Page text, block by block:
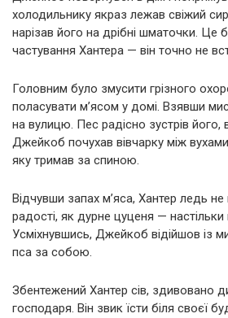
холодильнику якраз лежав свіжий
нарізав його на дрібні шматочки. Це
частування Хантера — він точно не
Головним було змусити грізного
поласувати м’ясом у домі. Взявши
на вулицю. Пес радісно зустрів
Джейкоб почухав вівчарку між
яку тримав за спиною.
Відчувши запах м’яса, Хантер ледь не
радості, як дурне цуценя — настільки
Усміхнувшись, Джейкоб відійшов із
пса за собою.
Збентежений Хантер сів, здивовано
господаря. Він звик їсти біля своєї